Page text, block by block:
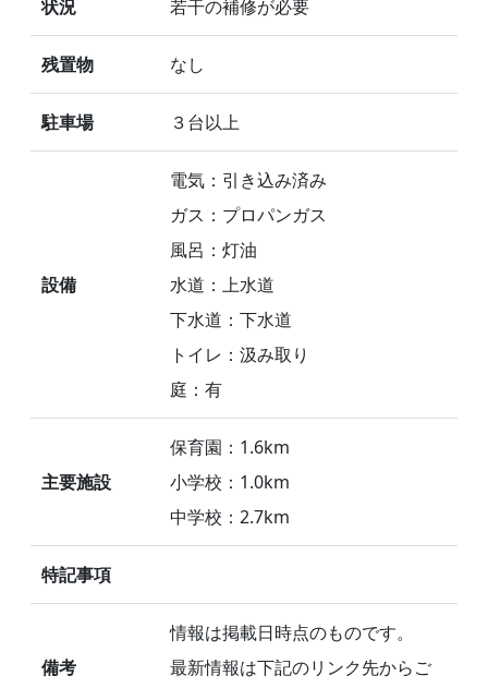
状況 若干の補修が必要
残置物 なし
駐車場 ３台以上
設備
電気：引き込み済み
ガス：プロパンガス
風呂：灯油
水道：上水道
下水道：下水道
トイレ：汲み取り
庭：有
主要施設
保育園：1.6km
小学校：1.0km
中学校：2.7km
特記事項
備考
情報は掲載日時点のものです。
最新情報は下記のリンク先からご